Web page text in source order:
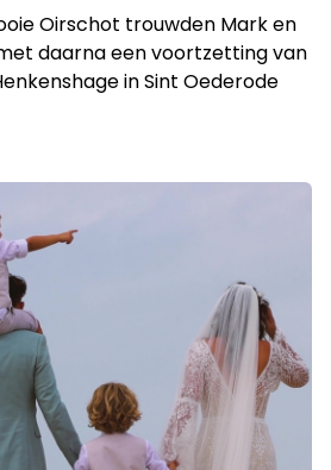
Oirschot trouwden Mark en
daarna een voortzetting van
in Sint Oederode